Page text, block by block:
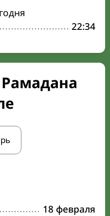
22:34
18 февраля